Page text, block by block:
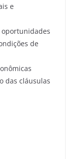
e
de
das cláusulas